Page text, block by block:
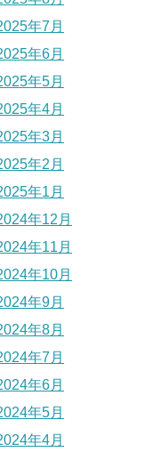
年7月
年6月
年5月
年4月
年3月
年2月
年1月
年12月
年11月
年10月
年9月
年8月
年7月
年6月
年5月
年4月